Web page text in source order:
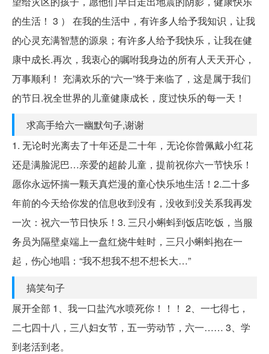
的生活！ 3 ） 在我的生活中，有许多人给予我知识，让我
的心灵充满智慧的源泉；有许多人给予我快乐，让我在健
康中成长.再次，我衷心的嘱咐我身边的所有人天天开心，
万事顺利！ 充满欢乐的“六一”终于来临了，这是属于我们
的节日.祝全世界的儿童健康成长，度过快乐的每一天！
求高手给六一幽默句子,谢谢
1. 无论时光离去了十年还是二十年，无论你曾佩戴小红花
还是满脸泥巴…亲爱的超龄儿童，提前祝你六一节快乐！
愿你永远怀揣一颗天真烂漫的童心快乐地生活！2.二十多
年前的今天给你发的信息收到没有，没收到没关系我再发
一次：祝六一节日快乐！3. 三只小蝌蚪到饭店吃饭，当服
务员为隔壁桌端上一盘红烧牛蛙时，三只小蝌蚪抱在一
起，伤心地唱：“我不想我不想不想长大…”
搞笑句子
展开全部 1、我一口盐汽水喷死你！！！ 2、一七得七，
二七四十八，三八妇女节，五一劳动节，六一…… 3、学
到老活到老。